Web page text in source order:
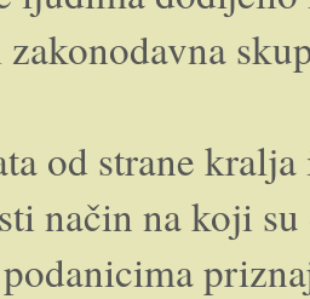
od strane
način na koji